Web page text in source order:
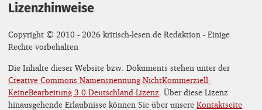
Lizenzhinweise
Copyright © 2010 - 2026 kritisch-lesen.de Redaktion - Einige
Rechte vorbehalten
Die Inhalte dieser Website bzw. Dokuments stehen unter der
Creative Commons Namensnennung-NichtKommerziell-
KeineBearbeitung 3.0 Deutschland Lizenz . Über diese Lizenz
hinausgehende Erlaubnisse können Sie über unsereKontaktseite